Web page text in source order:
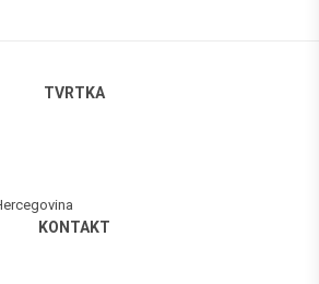
TVRTKA
KONTAKT